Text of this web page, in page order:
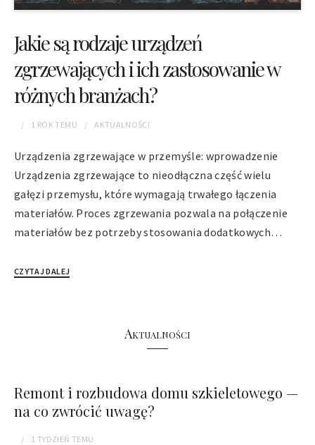
Jakie są rodzaje urządzeń
zgrzewających i ich zastosowanie w
różnych branżach?
1 ROKTEMU AKTUALNOŚCI
Urządzenia zgrzewające w przemyśle: wprowadzenie
Urządzenia zgrzewające to nieodłączna część wielu
gałęzi przemysłu, które wymagają trwałego łączenia
materiałów. Proces zgrzewania pozwala na połączenie
materiałów bez potrzeby stosowania dodatkowych…
CZYTAJ DALEJ
Aktualności
Remont i rozbudowa domu szkieletowego —
na co zwrócić uwagę?
1 TYDZIEŃ TEMU